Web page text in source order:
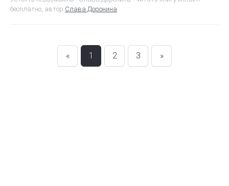
бесплатно, автор Слава Доронина
« 1 2 3 »